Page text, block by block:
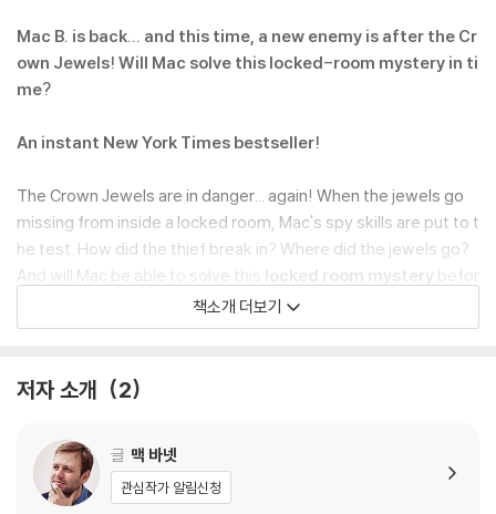
Mac B. is back... and this time, a new enemy is after the Cr
own Jewels! Will Mac solve this locked-room mystery in ti
me?
An instant New York Times bestseller!
The Crown Jewels are in danger... again! When the jewels go
missing from inside a locked room, Mac's spy skills are put to t
he test. How did the thief break in? Where did the jewels go?
And will Mac be able to solve this locked room mystery befor
e the thief escapes? This mystery isn't just a whodunit... it's a
howdunit!
The action in this adventure is nonstop, as Mac travels to an a
everything from killer king cobras to bizarre ice sculptures... an
d even a revenge plot dating back hundreds of years! Will you
be able to solve the mystery before Mac does? Also features
책소개 더보기
저자 소개 2
글 맥 바넷
관심작가 알림신청